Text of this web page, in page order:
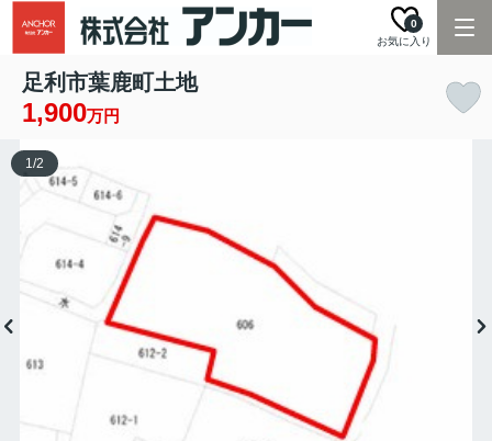
お気に入り
0
足利市葉鹿町土地
1,900万円
1/2